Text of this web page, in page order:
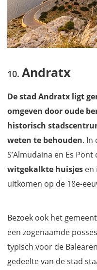
Andratx
De stad Andratx ligt
omgeven door oude
historisch
weten te behouden. In
S’Almudaina en Es
witgekalkte huisjes en
uitkomen op de 18e-
Bezoek ook het
een zogenaamde
typisch voor de
gedeelte van de stad